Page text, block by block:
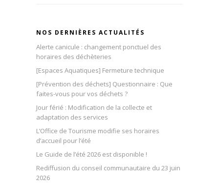
NOS DERNIÈRES ACTUALITÉS
Alerte canicule : changement ponctuel des
horaires des déchèteries
[Espaces Aquatiques] Fermeture technique
[Prévention des déchets] Questionnaire : Que
faites-vous pour vos déchets ?
Jour férié : Modification de la collecte et
adaptation des services
L’Office de Tourisme modifie ses horaires
d’accueil pour l’été
Le Guide de l’été 2026 est disponible !
Rediffusion du conseil communautaire du 23 juin
2026